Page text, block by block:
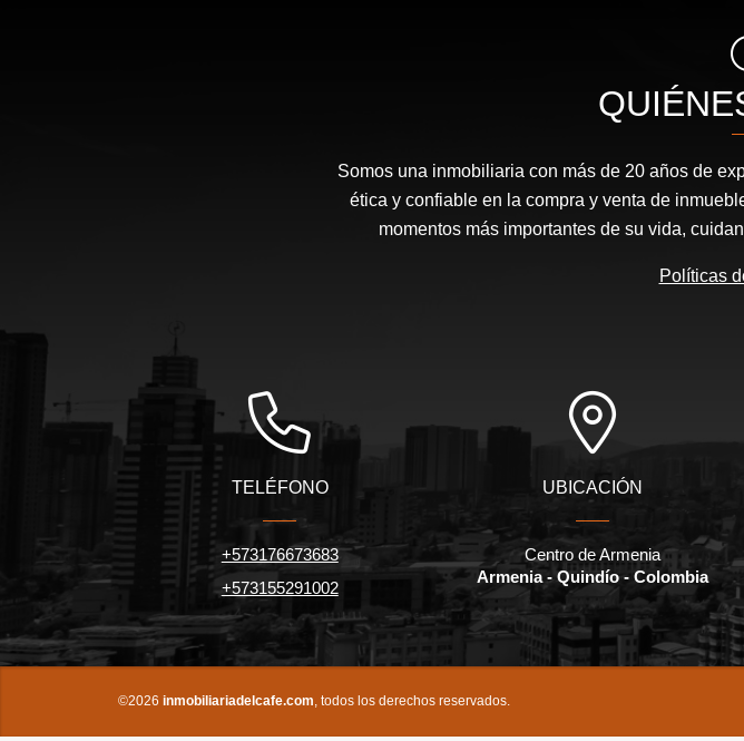
Somos una inmobiliaria con más de 20 años de
ética y confiable en la compra y venta de
momentos más importantes de su vida,
Políticas
TELÉFONO
+573176673683
+573155291002
UBICACIÓN
Centro de Armenia
Armenia - Quindío - Colombia
©2026 inmobiliariadelcafe.com, todos los derechos reservados.